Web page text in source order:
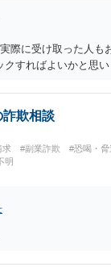
際に受け取った人も
すればよいかと思い
詐欺相談
求 #副業詐欺
#恐喝・
明